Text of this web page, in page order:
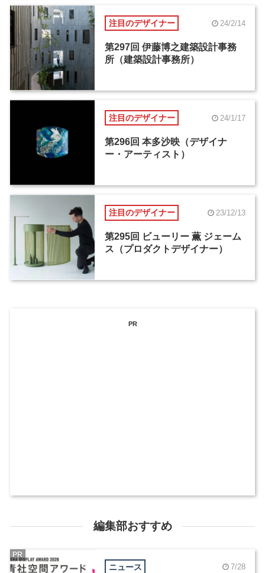
注目のデザイナー 24/2/14
第297回 伊藤博之建築設計事務
所（建築設計事務所）
注目のデザイナー 24/1/17
第296回 本多沙映（デザイナ
ー・アーティスト）
注目のデザイナー 23/12/13
第295回 ビューリー 薫 ジェーム
ス（プロダクトデザイナー）
PR
編集部おすすめ
ニュース 7/28
PR